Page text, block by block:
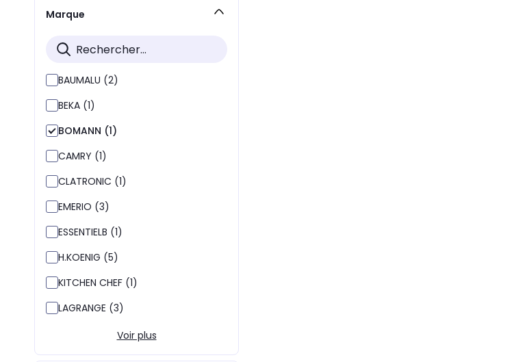
Marque
BAUMALU (2)
BEKA (1)
BOMANN (1)
CAMRY (1)
CLATRONIC (1)
EMERIO (3)
ESSENTIELB (1)
H.KOENIG (5)
KITCHEN CHEF (1)
LAGRANGE (3)
Voir plus